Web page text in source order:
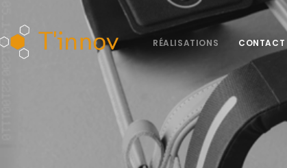
RÉALISATIONS CONTACT